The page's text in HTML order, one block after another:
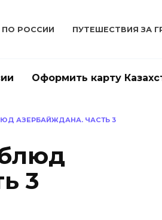
ПО РОССИИ ПУТЕШЕСТВИЯ ЗА
Оформить карту
АЗЕРБАЙЖДАНА. ЧАСТЬ 3
3